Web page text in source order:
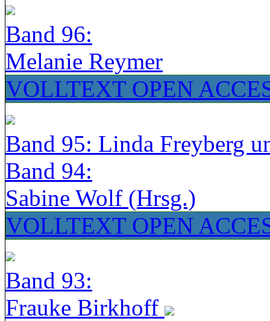
Band 96:
Melanie Reymer
VOLLTEXT OPEN
Band 95: Linda Freyberg
Band 94:
Sabine Wolf (Hrsg.)
VOLLTEXT OPEN
Band 93:
Frauke Birkhoff